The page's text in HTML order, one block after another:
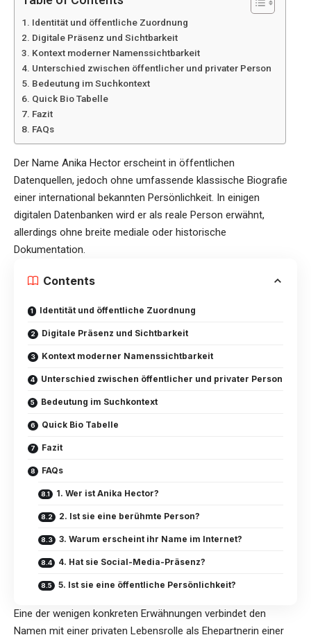
Identität und öffentliche Zuordnung
Digitale Präsenz und Sichtbarkeit
Kontext moderner Namenssichtbarkeit
Unterschied zwischen öffentlicher und privater Person
Bedeutung im Suchkontext
Quick Bio Tabelle
Fazit
FAQs
Der Name Anika Hector erscheint in öffentlichen
Datenquellen, jedoch ohne umfassende klassische Biografie
einer international bekannten Persönlichkeit. In einigen
digitalen Datenbanken wird er als reale Person erwähnt,
allerdings ohne breite mediale oder historische
Dokumentation.
Contents
Identität und öffentliche Zuordnung
Digitale Präsenz und Sichtbarkeit
Kontext moderner Namenssichtbarkeit
Unterschied zwischen öffentlicher und privater Person
Bedeutung im Suchkontext
Quick Bio Tabelle
Fazit
FAQs
1. Wer ist Anika Hector?
2. Ist sie eine berühmte Person?
3. Warum erscheint ihr Name im Internet?
4. Hat sie Social-Media-Präsenz?
5. Ist sie eine öffentliche Persönlichkeit?
Eine der wenigen konkreten Erwähnungen verbindet den
Namen mit einer privaten Lebensrolle als Ehepartnerin einer